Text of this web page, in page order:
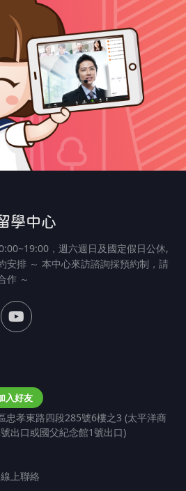
學中心
，週六週日及國定假日公休,
安排 ～ 本中心來訪諮詢採預約制，請
作 ～
入好友
忠孝東路四段285號6樓之3 (太平洋商
出口或國父紀念館1號出口)
上聯絡